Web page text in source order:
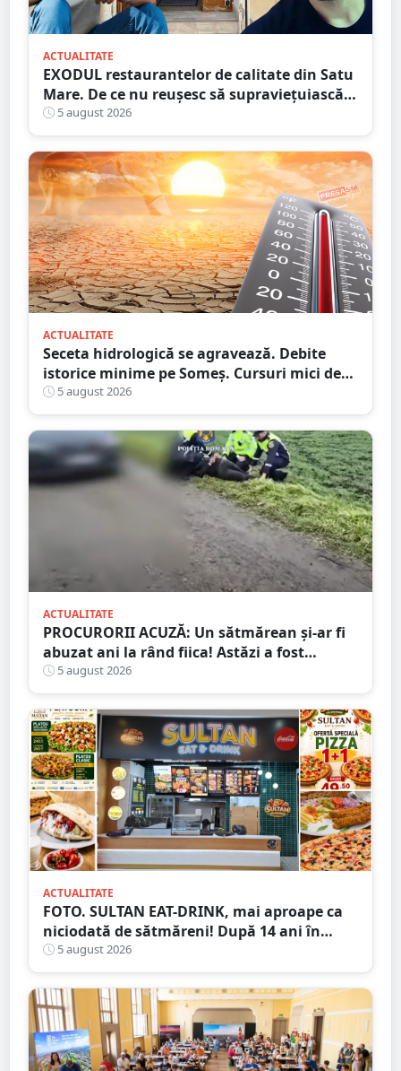
ACTUALITATE
EXODUL restaurantelor de calitate din Satu
Mare. De ce nu reușesc să supraviețuiască
localurile cu adevărat speciale?
5 august 2026
ACTUALITATE
Seceta hidrologică se agravează. Debite
istorice minime pe Someș. Cursuri mici de
ape au secat
5 august 2026
ACTUALITATE
PROCURORII ACUZĂ: Un sătmărean și-ar fi
abuzat ani la rând fiica! Astăzi a fost
arestat!
5 august 2026
ACTUALITATE
FOTO. SULTAN EAT-DRINK, mai aproape ca
niciodată de sătmăreni! După 14 ani în
Micro 17, și-a deschis porțile în Shopping
City Satu Mare
5 august 2026